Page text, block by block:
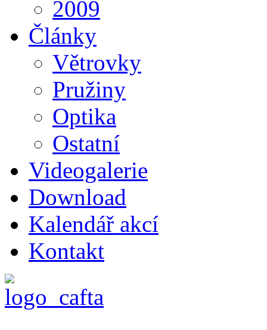
2009
Články
Větrovky
Pružiny
Optika
Ostatní
Videogalerie
Download
Kalendář akcí
Kontakt